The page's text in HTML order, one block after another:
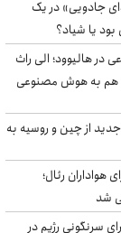
جادویی» در یک
بود یا شیاد؟
هالیوود؛ الی راث
هم به هوش مصنوعی
از چین و روسیه به
هواداران رئال؛
شد
سرنگونی رژیم در